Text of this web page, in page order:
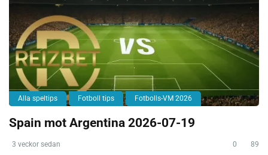
Alla speltips Fotboll tips Fotbolls-VM 2026
Spain mot Argentina 2026-07-19
3 veckor sedan 0 89